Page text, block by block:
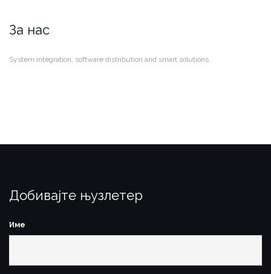
За нас
System integration, software distribution and smart solutions.
Добивајте њузлетер
Име